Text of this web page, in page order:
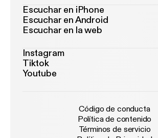
Escuchar en iPhone
Escuchar en Android
Escuchar en la web
Instagram
Tiktok
Youtube
Código de conducta
Política de contenido
Términos de servicio